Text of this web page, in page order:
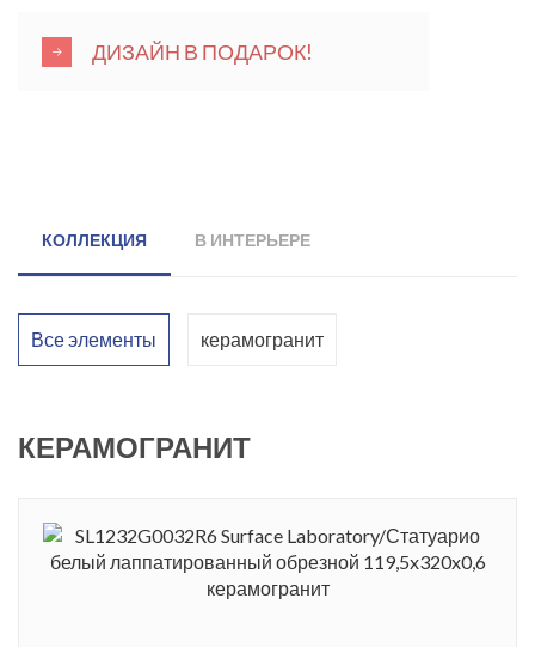
ДИЗАЙН В ПОДАРОК!
КОЛЛЕКЦИЯ В ИНТЕРЬЕРЕ
Все элементы керамогранит
КЕРАМОГРАНИТ